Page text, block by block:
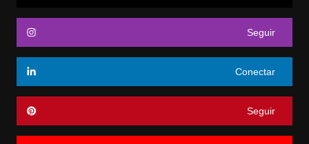
Seguir
Conectar
Seguir